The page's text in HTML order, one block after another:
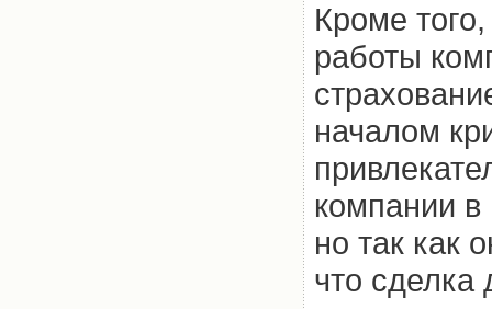
Кроме
работы
началом
компании
но так как
что сделка